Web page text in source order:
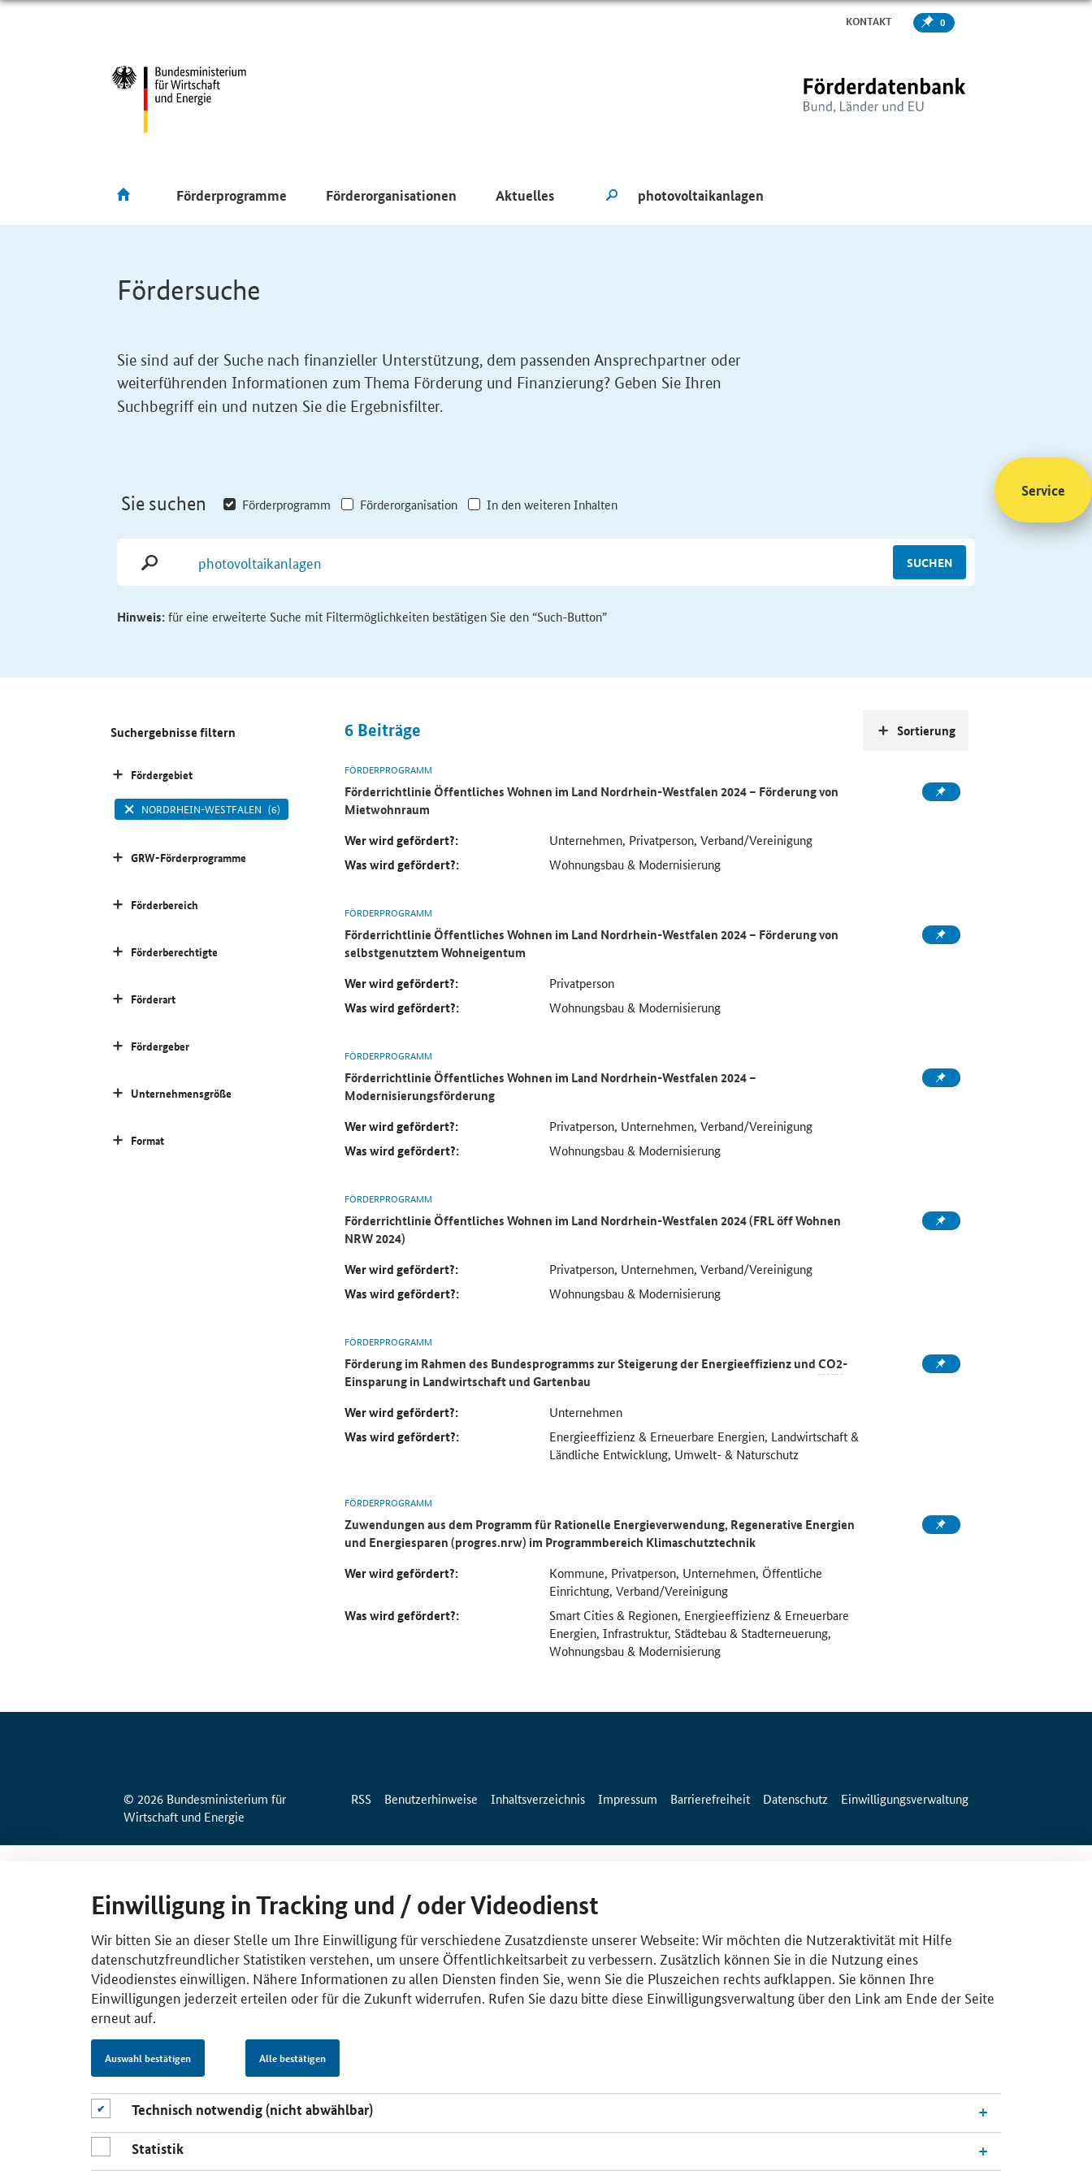
KONTAKT 0
Förderprogramme Förderorganisationen Aktuelles
Fördersuche
Sie sind auf der Suche nach finanzieller Unterstützung, dem passenden Ansprechpartner oder
weiterführenden Informationen zum Thema Förderung und Finanzierung? Geben Sie Ihren
Suchbegriff ein und nutzen Sie die Ergebnisfilter.
Sie suchen Förderprogramm Förderorganisation In den weiteren Inhalten
SUCHEN
Hinweis:für eine erweiterte Suche mit Filtermöglichkeiten bestätigen Sie den “Such-Button”
6 Beiträge
FÖRDERPROGRAMM
Förderrichtlinie Öffentliches Wohnen im Land Nordrhein-Westfalen 2024 – Förderung von
Mietwohnraum
Wer wird gefördert?:
Unternehmen, Privatperson, Verband/Vereinigung
Was wird gefördert?: Wohnungsbau & Modernisierung
FÖRDERPROGRAMM
Förderrichtlinie Öffentliches Wohnen im Land Nordrhein-Westfalen 2024 – Förderung von
selbstgenutztem Wohneigentum
Wer wird gefördert?:
Privatperson
Was wird gefördert?: Wohnungsbau & Modernisierung
FÖRDERPROGRAMM
Förderrichtlinie Öffentliches Wohnen im Land Nordrhein-Westfalen 2024 –
Modernisierungsförderung
Wer wird gefördert?:
Privatperson, Unternehmen, Verband/Vereinigung
Was wird gefördert?: Wohnungsbau & Modernisierung
FÖRDERPROGRAMM
Förderrichtlinie Öffentliches Wohnen im Land Nordrhein-Westfalen 2024 (FRL öff Wohnen
NRW 2024)
Wer wird gefördert?:
Privatperson, Unternehmen, Verband/Vereinigung
Was wird gefördert?: Wohnungsbau & Modernisierung
FÖRDERPROGRAMM
Förderung im Rahmen des Bundesprogramms zur Steigerung der Energieeffizienz undCO2-
Einsparung in Landwirtschaft und Gartenbau
Wer wird gefördert?:
Unternehmen
Was wird gefördert?:
Energieeffizienz & Erneuerbare Energien, Landwirtschaft &
Ländliche Entwicklung, Umwelt- & Naturschutz
FÖRDERPROGRAMM
Zuwendungen aus dem Programm für Rationelle Energieverwendung, Regenerative Energien
und Energiesparen (progres.nrw) im Programmbereich Klimaschutztechnik
Wer wird gefördert?:
Kommune, Privatperson, Unternehmen, Öffentliche
Einrichtung, Verband/Vereinigung
Was wird gefördert?:
Smart Cities & Regionen, Energieeffizienz & Erneuerbare
Energien, Infrastruktur, Städtebau & Stadterneuerung,
Wohnungsbau & Modernisierung
Sortierung
Suchergebnisse filtern
Fördergebiet
NORDRHEIN-WESTFALEN (6)
GRW-Förderprogramme
Förderbereich
Förderberechtigte
Förderart
Fördergeber
Unternehmensgröße
Format
Service
© 2026 Bundesministerium für
Wirtschaft und Energie
RSS Benutzerhinweise Inhaltsverzeichnis Impressum Barrierefreiheit Datenschutz Einwilligungsverwaltung
Einwilligung in Tracking und / oder Videodienst
Wir bitten Sie an dieser Stelle um Ihre Einwilligung für verschiedene Zusatzdienste unserer Webseite: Wir möchten die Nutzeraktivität mit Hilfe
datenschutzfreundlicher Statistiken verstehen, um unsere Öffentlichkeitsarbeit zu verbessern. Zusätzlich können Sie in die Nutzung eines
Videodienstes einwilligen. Nähere Informationen zu allen Diensten finden Sie, wenn Sie die Pluszeichen rechts aufklappen. Sie können Ihre
Einwilligungen jederzeit erteilen oder für die Zukunft widerrufen. Rufen Sie dazu bitte diese Einwilligungsverwaltung über den Link am Ende der Seite
erneut auf.
Auswahl bestätigen Alle bestätigen
Technisch notwendig (nicht abwählbar)
Statistik